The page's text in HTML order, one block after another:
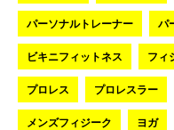
パーソナルトレーナー パ
ビキニフィットネス フィ
プロレス プロレスラー
メンズフィジーク ヨガ